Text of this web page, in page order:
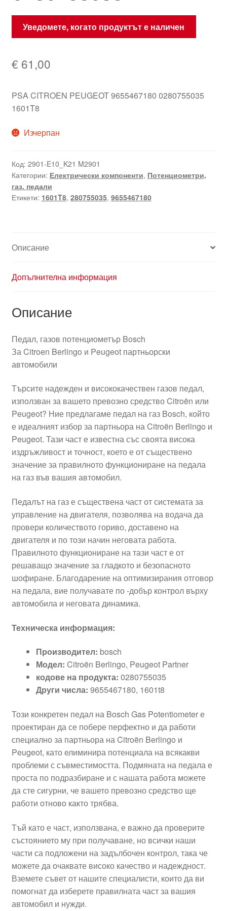
Уведомете, когато продуктът е наличен
€ 61,00
PSA CITROEN PEUGEOT 9655467180 0280755035
1601T8
Изчерпан
Код: 2901-E10_K21 M2901
Категории: Електрически компоненти, Потенциометри,
газ. педали
Етикети: 1601T8, 280755035, 9655467180
Описание
Допълнителна информация
Описание
Педал, газов потенциометър Bosch
За Citroen Berlingo и Peugeot партньорски
автомобили
Търсите надежден и висококачествен газов педал,
използван за вашето превозно средство Citroën или
Peugeot? Ние предлагаме педал на газ Bosch, който
е идеалният избор за партньора на Citroën Berlingo и
Peugeot. Тази част е известна със своята висока
издръжливост и точност, което е от съществено
значение за правилното функциониране на педала
на газ във вашия автомобил.
Педалът на газ е съществена част от системата за
управление на двигателя, позволява на водача да
провери количеството гориво, доставено на
двигателя и по този начин неговата работа.
Правилното функциониране на тази част е от
решаващо значение за гладкото и безопасното
шофиране. Благодарение на оптимизирания отговор
на педала, вие получавате по -добър контрол върху
автомобила и неговата динамика.
Техническа информация:
Производител: bosch
Модел: Citroën Berlingo, Peugeot Partner
кодове на продукта: 0280755035
Други числа: 9655467180, 1601t8
Този конкретен педал на Bosch Gas Potentiometer е
проектиран да се побере перфектно и да работи
специално за партньора на Citroën Berlingo и
Peugeot, като елиминира потенциала на всякакви
проблеми с съвместимостта. Подмяната на педала е
проста по подразбиране и с нашата работа можете
да сте сигурни, че вашето превозно средство ще
работи отново както трябва.
Тъй като е част, използвана, е важно да проверите
състоянието му при получаване, но всички наши
части са подложени на задълбочен контрол, така че
можете да очаквате високо качество и надеждност.
Вземете съвет от нашите специалисти, които да ви
помогнат да изберете правилната част за вашия
автомобил и нужди.